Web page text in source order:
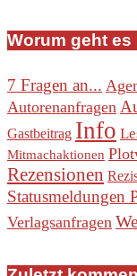
Worum geht
7 Fragen an...
Autorenanfragen
Gastbeitrag Info
Mitmachaktionen
Rezensionen
Statusmeldungen
Verlagsanfragen